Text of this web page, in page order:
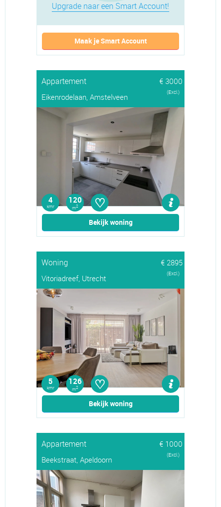
Upgrade naar een Smart Account!
Maak je Smart Account
Appartement
€ 3000
Eikenrodelaan, Amstelveen
(Excl.)
4
kmr
120
m2 ♡
Bekijk woning
Woning
€ 2895
Vitoriadreef, Utrecht
(Excl.)
5
kmr
126
m2 ♡
Bekijk woning
Appartement
€ 1000
Beekstraat, Apeldoorn
(Excl.)